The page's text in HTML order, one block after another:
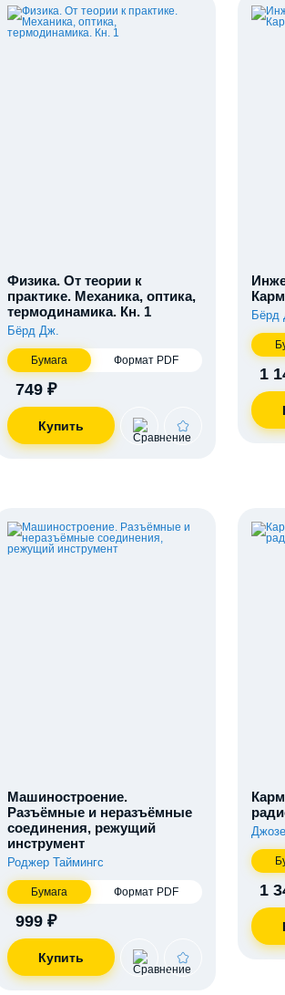
Физика. От теории к
практике. Механика, оптика,
термодинамика. Кн. 1
Бёрд Дж.
Бумага Формат PDF
749 ₽
Бёрд
1
Машиностроение.
Разъёмные и неразъёмные
соединения, режущий
инструмент
Роджер Таймингс
Бумага Формат PDF
999 ₽
1